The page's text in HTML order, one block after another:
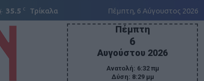
35.5 C Τρίκαλα Πέμπτη, 6 Αύγουστος 2026
Πέμπτη
6
Αυγούστου 2026
Ανατολή: 6:32 πμ
Δύση: 8:29 μμ